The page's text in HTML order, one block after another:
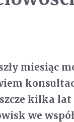
miesiąc
kilka lat
we